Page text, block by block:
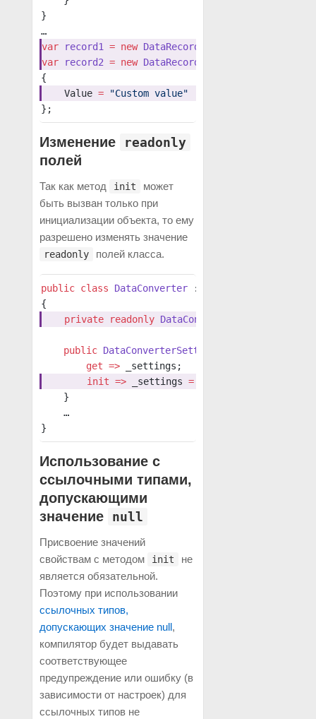
}
…
var record1 = new DataRecord
var record2 = new DataRecord
{
    Value
= "Custom value"
};
Изменение readonly
полей
Так как метод init
может
быть вызван только при
инициализации объекта, то ему
разрешено изменять значение
readonly полей класса.
public class DataConverter :
{
    private
readonly DataConverterSetting
    public
DataConverterSetting
        get
=> _settings;
        init
=> _settings = value;
    }
    …
}
Использование с
ссылочными типами,
допускающими
значение
null
Присвоение значений
свойствам с методом
init
не
является обязательной.
Поэтому при использовании
ссылочных типов,
допускающих значение null,
компилятор будет выдавать
соответствующее
предупреждение или ошибку (в
зависимости от настроек) для
ссылочных типов не